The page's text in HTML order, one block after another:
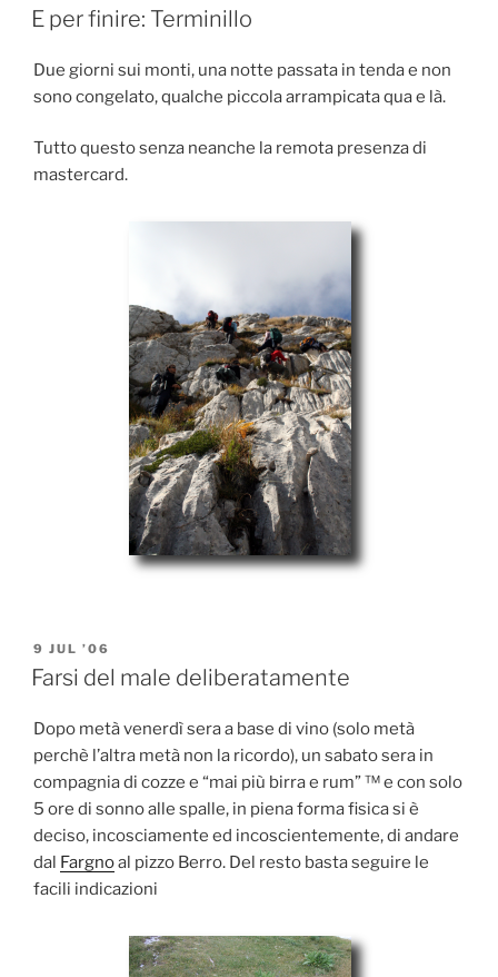
ON
E per finire: Terminillo
Due giorni sui monti, una notte passata in tenda e non
sono congelato, qualche piccola arrampicata qua e là.
Tutto questo senza neanche la remota presenza di
mastercard.
POSTED
ON
9 JUL ’06
Farsi del male deliberatamente
Dopo metà venerdì sera a base di vino (solo metà
perchè l’altra metà non la ricordo), un sabato sera in
compagnia di cozze e “mai più birra e rum” ™ e con solo
5 ore di sonno alle spalle, in piena forma fisica si è
deciso, incosciamente ed incoscientemente, di andare
dal Fargnoal pizzo Berro. Del resto basta seguire le
facili indicazioni